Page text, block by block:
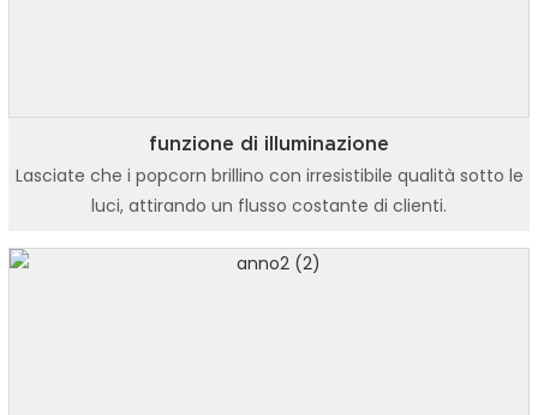
funzione di illuminazione
Lasciate che i popcorn brillino con irresistibile qualità sotto le
luci, attirando un flusso costante di clienti.